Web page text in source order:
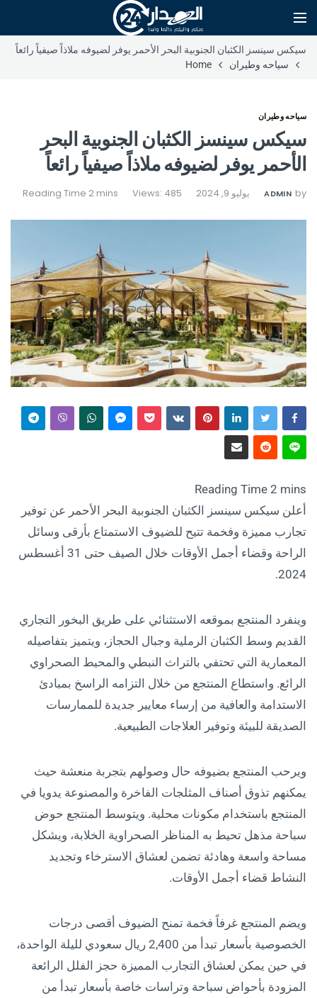
سيكس سينسز الكثبان الجنوبية البحر الأحمر يوفر لضيوفه ملاذاً صيفياً رائعاً
سياحه وطيران
Home
سياحه وطيران
سيكس سينسز الكثبان الجنوبية البحر
الأحمر يوفر لضيوفه ملاذاً صيفياً رائعاً
by
ADMIN يوليو 9, 2024 Views: 485
أعلن سيكس سينسز الكثبان الجنوبية البحر الأحمر عن توفير
تجارب مميزة وفخمة تتيح للضيوف الاستمتاع بأرقى وسائل
الراحة وقضاء أجمل الأوقات خلال الصيف حتى 31 أغسطس
2024.
وينفرد المنتجع بموقعه الاستثنائي على طريق البخور التجاري
القديم وسط الكثبان الرملية وجبال الحجاز، ويتميز بتفاصيله
المعمارية التي تحتفي بالتراث النبطي والمحيط الصحراوي
الرائع. واستطاع المنتجع من خلال التزامه الراسخ بمبادئ
الاستدامة والعافية من إرساء معايير جديدة للممارسات
الصديقة للبيئة وتوفير العلاجات الطبيعية.
ويرحب المنتجع بضيوفه حال وصولهم بتجربة منعشة حيث
يمكنهم تذوق أصناف المثلجات الفاخرة والمصنوعة يدويا في
المنتجع باستخدام مكونات محلية. ويتوسط المنتجع حوض
سباحة مذهل تحيط به المناظر الصحراوية الخلابة، ويشكل
مساحة واسعة وهادئة تضمن لعشاق الاسترخاء وتجديد
النشاط قضاء أجمل الأوقات.
ويضم المنتجع غرفاً فخمة تمنح الضيوف أقصى درجات
الخصوصية بأسعار تبدأ من 2,400 ريال سعودي لليلة الواحدة،
في حين يمكن لعشاق التجارب المميزة حجز الفلل الرائعة
المزودة بأحواض سباحة وتراسات خاصة بأسعار تبدأ من